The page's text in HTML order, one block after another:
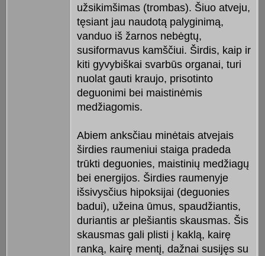
užsikimšimas (trombas). Šiuo atveju,
tęsiant jau naudotą palyginimą,
vanduo iš žarnos nebėgtų,
susiformavus kamščiui. Širdis, kaip ir
kiti gyvybiškai svarbūs organai, turi
nuolat gauti kraujo, prisotinto
deguonimi bei maistinėmis
medžiagomis.
Abiem anksčiau minėtais atvejais
širdies raumeniui staiga pradeda
trūkti deguonies, maistinių medžiagų
bei energijos. Širdies raumenyje
išsivysčius hipoksijai (deguonies
badui), užeina ūmus, spaudžiantis,
duriantis ar plešiantis skausmas. Šis
skausmas gali plisti į kaklą, kairę
ranką, kairę mentį, dažnai susijęs su